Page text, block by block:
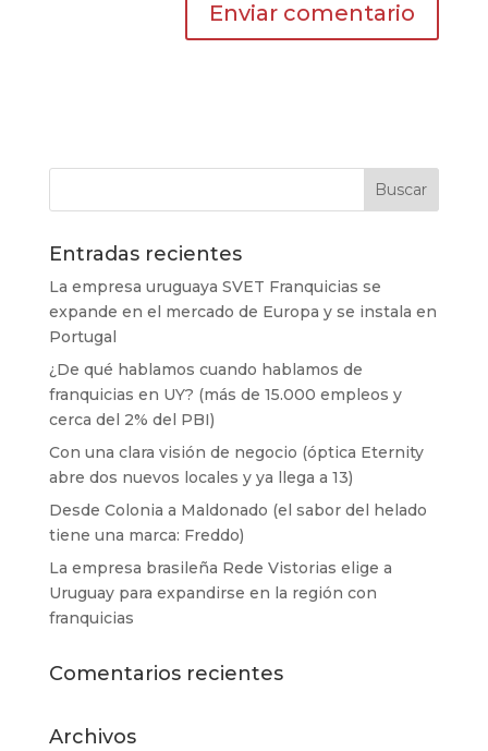
Entradas recientes
La empresa uruguaya SVET Franquicias se
expande en el mercado de Europa y se instala en
Portugal
¿De qué hablamos cuando hablamos de
franquicias en UY? (más de 15.000 empleos y
cerca del 2% del PBI)
Con una clara visión de negocio (óptica Eternity
abre dos nuevos locales y ya llega a 13)
Desde Colonia a Maldonado (el sabor del helado
tiene una marca: Freddo)
La empresa brasileña Rede Vistorias elige a
Uruguay para expandirse en la región con
franquicias
Comentarios recientes
Archivos